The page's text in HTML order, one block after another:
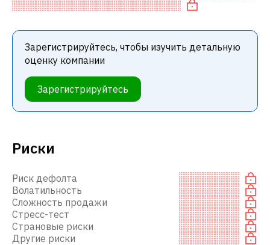
Риски
Риск дефолта
Волатильность
Сложность продажи
Стресс-тест
Страновые риски
Другие риски
Зарегистрируйтесь, чтобы изучить детальную
оценку компании
Зарегистрируйтесь